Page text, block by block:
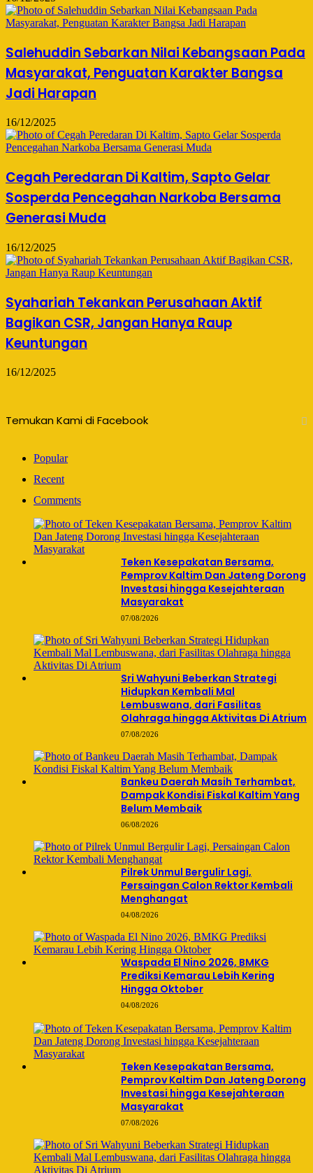
Salehuddin Sebarkan Nilai Kebangsaan Pada
Masyarakat, Penguatan Karakter Bangsa
Jadi Harapan
16/12/2025
Cegah Peredaran Di Kaltim, Sapto Gelar
Sosperda Pencegahan Narkoba Bersama
Generasi Muda
16/12/2025
Syahariah Tekankan Perusahaan Aktif
Bagikan CSR, Jangan Hanya Raup
Keuntungan
16/12/2025
Temukan Kami di Facebook
Popular
Recent
Comments
Teken Kesepakatan Bersama,
Pemprov Kaltim Dan Jateng Dorong
Investasi hingga Kesejahteraan
Masyarakat
07/08/2026
Sri Wahyuni Beberkan Strategi
Hidupkan Kembali Mal
Lembuswana, dari Fasilitas
Olahraga hingga Aktivitas Di Atrium
07/08/2026
Bankeu Daerah Masih Terhambat,
Dampak Kondisi Fiskal Kaltim Yang
Belum Membaik
06/08/2026
Pilrek Unmul Bergulir Lagi,
Persaingan Calon Rektor Kembali
Menghangat
04/08/2026
Waspada El Nino 2026, BMKG
Prediksi Kemarau Lebih Kering
Hingga Oktober
04/08/2026
Teken Kesepakatan Bersama,
Pemprov Kaltim Dan Jateng Dorong
Investasi hingga Kesejahteraan
Masyarakat
07/08/2026